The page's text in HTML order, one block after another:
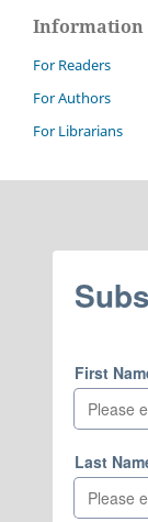
Information
For Readers
For Authors
For Librarians